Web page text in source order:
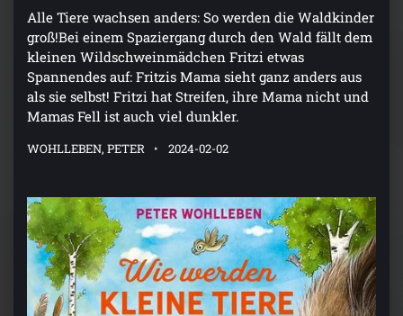
Alle Tiere wachsen anders: So werden die Waldkinder
groß!Bei einem Spaziergang durch den Wald fällt dem
kleinen Wildschweinmädchen Fritzi etwas
Spannendes auf: Fritzis Mama sieht ganz anders aus
als sie selbst! Fritzi hat Streifen, ihre Mama nicht und
Mamas Fell ist auch viel dunkler.
WOHLLEBEN, PETER 2024-02-02